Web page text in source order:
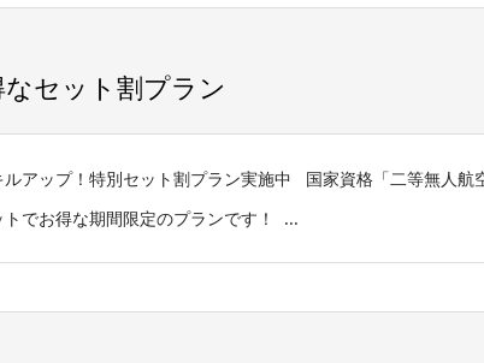
セット割プラン
アップ！特別セット割プラン実施中 国家資格「二等無人航
トでお得な期間限定のプランです！ ...